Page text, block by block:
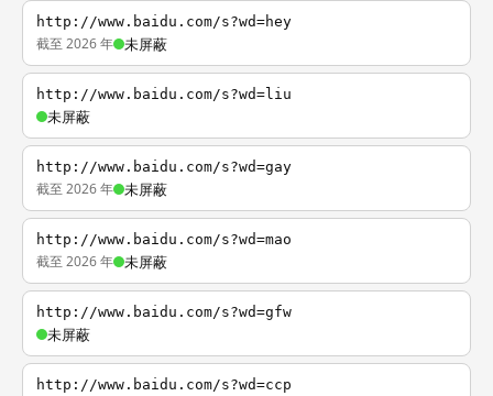
http://www.baidu.com/s?wd=hey
截至 2026 年 未屏蔽
http://www.baidu.com/s?wd=liu
未屏蔽
http://www.baidu.com/s?wd=gay
截至 2026 年 未屏蔽
http://www.baidu.com/s?wd=mao
截至 2026 年 未屏蔽
http://www.baidu.com/s?wd=gfw
未屏蔽
http://www.baidu.com/s?wd=ccp